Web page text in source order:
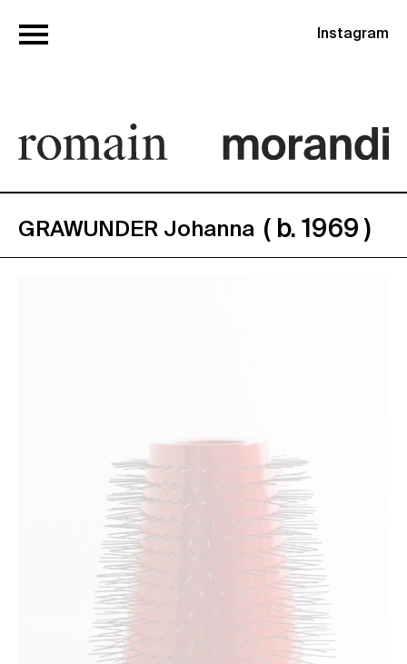
Instagram
GRAWUNDER Johanna ( b. 1969 )